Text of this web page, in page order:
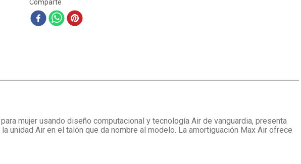
Comparte
mujer usando diseño computacional y tecnología Air de vanguardia, presenta
unidad Air en el talón que da nombre al modelo. La amortiguación Max Air ofrece